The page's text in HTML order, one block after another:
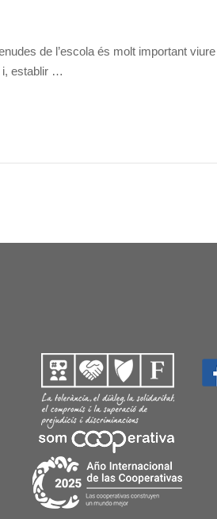
de l’escola és molt important
i, establir …